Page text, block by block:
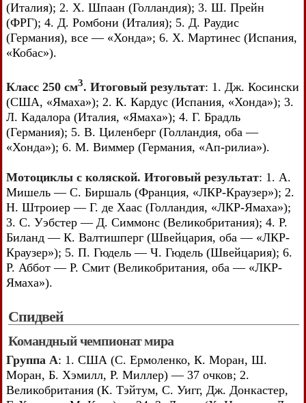
(Италия); 2. X. Шпаан (Голландия); 3. Ш. Прейн
(ФРГ); 4. Д. Ромбони (Италия); 5. Д. Раудис
(Германия), все — «Хонда»; 6. X. Мартинес (Испания,
«Кобас»).
Класс 250 см3. Итоговый результат: 1. Дж. Косински
(США, «Ямаха»); 2. К. Кардус (Испания, «Хонда»); 3.
Л. Кадалора (Италия, «Ямаха»); 4. Г. Брадль
(Германия); 5. В. Циленберг (Голландия, оба —
«Хонда»); 6. М. Виммер (Германия, «Ап-рилиа»).
Мотоциклы с коляской. Итоговый результат: 1. А.
Мишель — С. Биршаль (Франция, «ЛКР-Краузер»); 2.
Н. Штроиер — Г. де Хаас (Голландия, «ЛКР-Ямаха»);
3. С. Уэбстер — Д. Симмонс (Великобритания); 4. Р.
Биланд — К. Валтишперг (Швейцария, оба — «ЛКР-
Краузер»); 5. П. Гюдель — Ч. Гюдель (Швейцария); 6.
Р. Аббот — Р. Смит (Великобритания, оба — «ЛКР-
Ямаха»).
Спидвей
Командный чемпионат мира
Группа А: 1. США (С. Ермоленко, К. Моран, Ш.
Моран, Б. Хэмилл, Р. Миллер) — 37 очков; 2.
Великобритания (К. Тэйтум, С. Уигг, Дж. Донкастер,